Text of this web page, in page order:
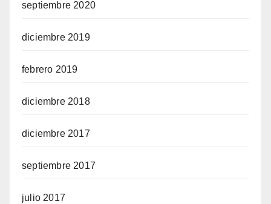
septiembre 2020
diciembre 2019
febrero 2019
diciembre 2018
diciembre 2017
septiembre 2017
julio 2017